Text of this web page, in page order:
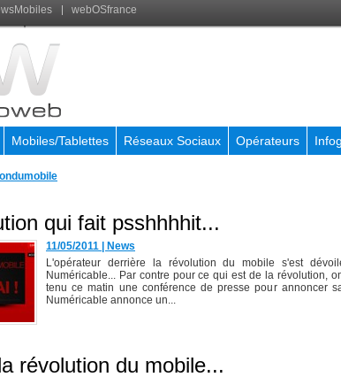
webOSfrance
Mobiles/Tablettes Réseaux Sociaux Opérateurs
qui fait psshhhhit...
11/05/2011
News
L'opérateur derrière la révolution du mobile s'est
Numéricable... Par contre pour ce qui est de la révolution,
tenu ce matin une conférence de presse pour annoncer
Numéricable annonce un...
révolution du mobile...